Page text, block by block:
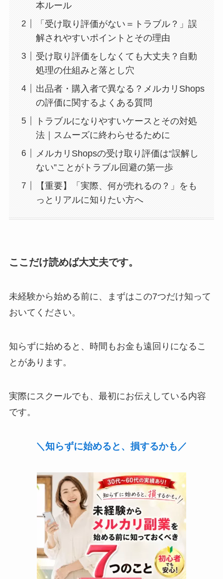
本ルール
「受け取り評価がない＝トラブル？」誤
解されやすいポイントとその理由
受け取り評価をしなくても大丈夫？自動
処理の仕組みと落とし穴
出品者・購入者で異なる？メルカリShops
の評価に関するよくある質問
トラブルになりやすいケースとその対処
法｜スムーズに終わらせるために
メルカリShopsの受け取り評価は“誤解し
ない”ことがトラブル回避の第一歩
【重要】「実際、何が売れるの？」をも
っとリアルに知りたい方へ
ここだけ読めば大丈夫です。
未経験から始める前に、まずはこの7つだけ知って
おいてください。
知らずに始めると、時間もお金も遠回りになるこ
とがあります。
実際にスクールでも、最初にお伝えしている内容
です。
＼知らずに始めると、損するかも／